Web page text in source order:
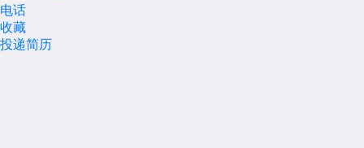
电话
收藏
投递简历